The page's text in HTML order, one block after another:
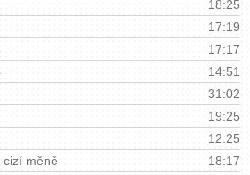
18:25
17:19
17:17
14:51
31:02
19:25
12:25
cizí měně
18:17